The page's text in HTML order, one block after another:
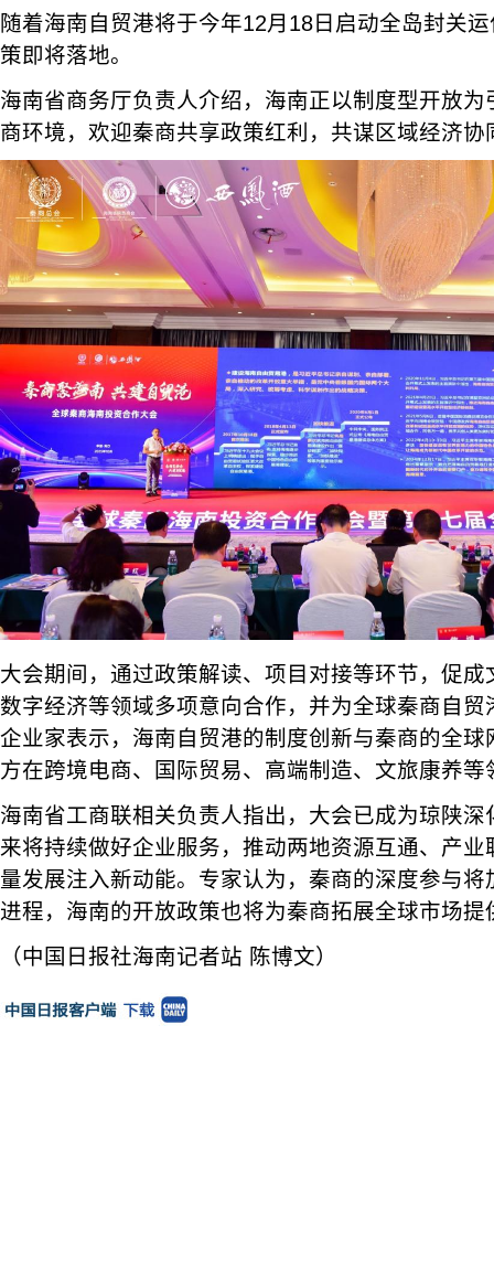
随着海南自贸港将于今年12月18日启动全岛封关运
策即将落地。
海南省商务厅负责人介绍，海南正以制度型开放
商环境，欢迎秦商共享政策红利，共谋区域经济协
大会期间，通过政策解读、项目对接等环节，促
数字经济等领域多项意向合作，并为全球秦商自
企业家表示，海南自贸港的制度创新与秦商的全
方在跨境电商、国际贸易、高端制造、文旅康养
海南省工商联相关负责人指出，大会已成为琼陕
来将持续做好企业服务，推动两地资源互通、产
量发展注入新动能。专家认为，秦商的深度参与
进程，海南的开放政策也将为秦商拓展全球市场提
（中国日报社海南记者站 陈博文）